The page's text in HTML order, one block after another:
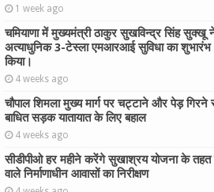
1 week ago
चमियाणा में मुख्यमंत्री ठाकुर सुखविन्द्र सिंह सुक्खू
अत्याधुनिक 3-टेस्ला एमआरआई सुविधा का शुभारंभ
किया।
4 weeks ago
चौपाल शिमला मुख्य मार्ग पर चट्टाने और पेड़ गिरने
बाधित सड़क यातायात के लिए बहाल
4 weeks ago
सीडीपीओ हर महीने करेंगे सुखाश्रय योजना के
वाले निर्माणाधीन आवासों का निरीक्षण